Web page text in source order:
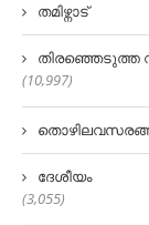
തമിഴ്നാട്
തിരഞ്ഞെടുത്ത
(10,997)
ദേശീയം
(3,055)